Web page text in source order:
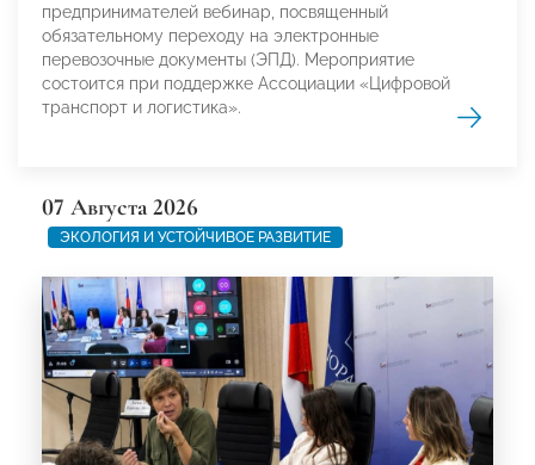
предпринимателей вебинар, посвященный
обязательному переходу на электронные
перевозочные документы (ЭПД). Мероприятие
состоится при поддержке Ассоциации «Цифровой
транспорт и логистика».
07 Августа 2026
ЭКОЛОГИЯ И УСТОЙЧИВОЕ РАЗВИТИЕ